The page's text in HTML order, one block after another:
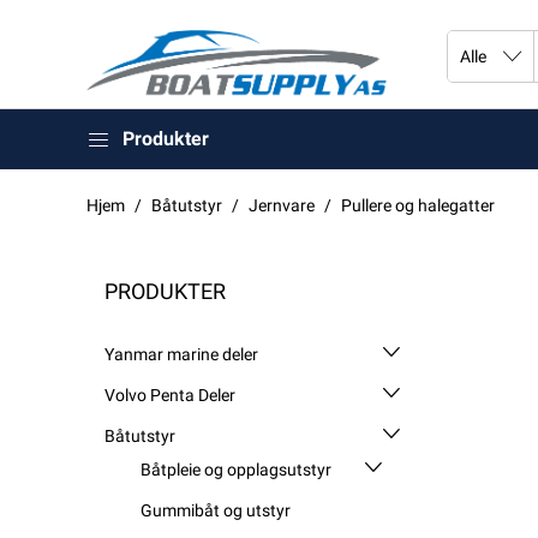
Produkter
Hjem Båtutstyr Jernvare Pullere og halegatter
PRODUKTER
Yanmar marine deler
Volvo Penta Deler
Båtutstyr
Båtpleie og opplagsutstyr
Gummibåt og utstyr